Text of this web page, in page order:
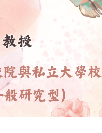
實務型研究專案計